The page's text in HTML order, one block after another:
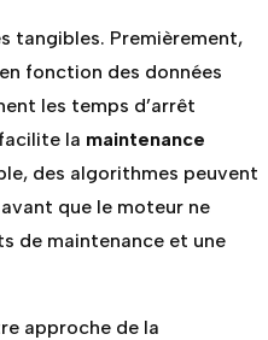
tangibles. Premièrement,
fonction des données
les temps d’arrêt
la maintenance
des algorithmes peuvent
que le moteur ne
de maintenance et une
approche de la